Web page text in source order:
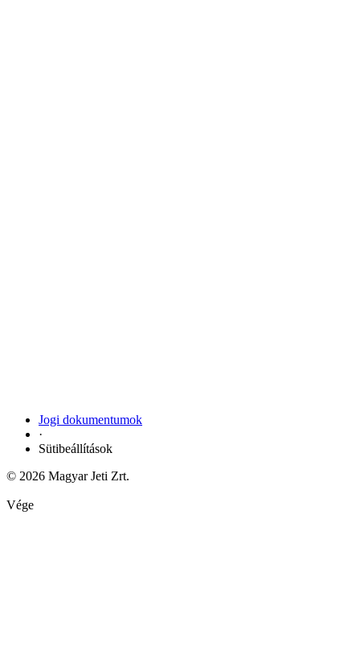
Jogi dokumentumok
·
Sütibeállítások
© 2026 Magyar Jeti Zrt.
Vége